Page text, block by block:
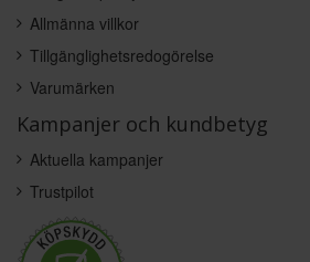
Allmänna villkor
Tillgänglighetsredogörelse
Varumärken
Kampanjer och kundbetyg
Aktuella kampanjer
Trustpilot